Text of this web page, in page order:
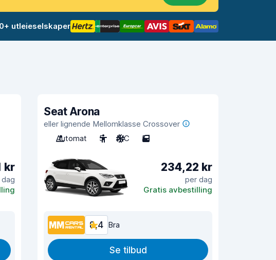
utleieselskaper
kr
Seat Arona
eller lignende Mellomklasse Crossover
Automat
5 A/C 5
234,22 kr
per dag
Gratis avbestilling
8,4 Bra
Se tilbud